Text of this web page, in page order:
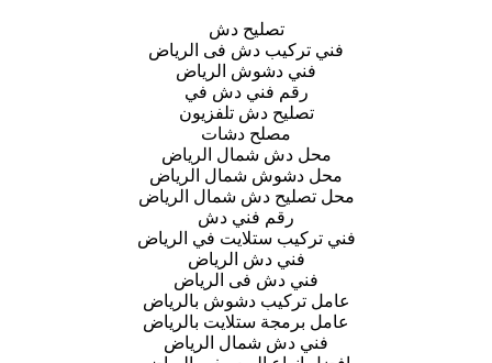
تصليح دش
فني تركيب دش فى الرياض
فني دشوش الرياض
رقم فني دش في
تصليح دش تلفزيون
مصلح دشات
محل دش شمال الرياض
محل دشوش شمال الرياض
محل تصليح دش شمال الرياض
رقم فني دش
فني تركيب ستلايت في الرياض
فني دش الرياض
فني دش فى الرياض
عامل تركيب دشوش بالرياض
عامل برمجة ستلايت بالرياض
فني دش شمال الرياض